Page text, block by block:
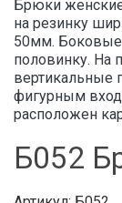
Брюки
на резинку
50мм.
половинку. На
вертикальные
фигурным
расположен
Б052